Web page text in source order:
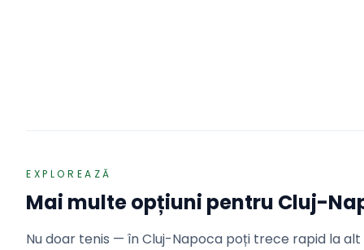
EXPLOREAZĂ
Mai multe opțiuni pentru Cluj-
Nu doar tenis — în Cluj-Napoca poți trece rapid la